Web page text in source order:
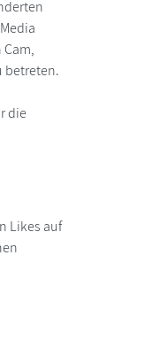
betreten.
die
Likes auf